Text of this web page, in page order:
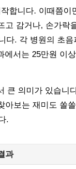
합니다. 이때쯤이
고 감거나, 손가락
다. 각 병원의 초음
에서는 25만원 이
큰 의미가 있습니
아보는 재미도 쏠
.
과